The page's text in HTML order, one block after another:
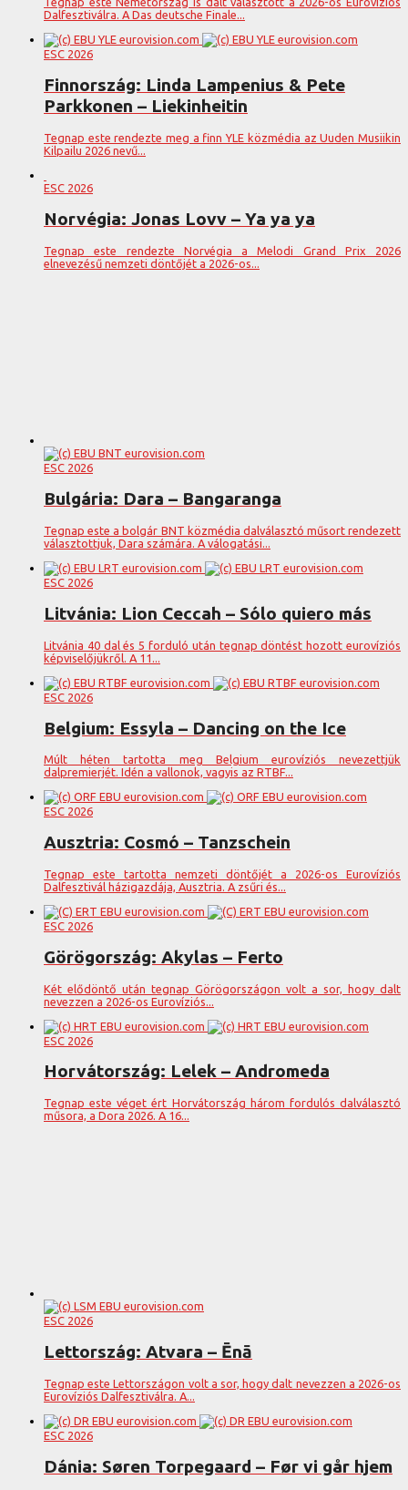
Dalfesztiválra. A Das deutsche Finale...
ESC 2026
Finnország: Linda Lampenius & Pete
Parkkonen – Liekinheitin
Tegnap este rendezte meg a finn YLE közmédia az Uuden Musiikin
Kilpailu 2026 nevű...
ESC 2026
Norvégia: Jonas Lovv – Ya ya ya
Tegnap este rendezte Norvégia a Melodi Grand Prix 2026
elnevezésű nemzeti döntőjét a 2026-os...
ESC 2026
Bulgária: Dara – Bangaranga
Tegnap este a bolgár BNT közmédia dalválasztó műsort rendezett
választottjuk, Dara számára. A válogatási...
ESC 2026
Litvánia: Lion Ceccah – Sólo quiero más
Litvánia 40 dal és 5 forduló után tegnap döntést hozott eurovíziós
képviselőjükről. A 11...
ESC 2026
Belgium: Essyla – Dancing on the Ice
Múlt héten tartotta meg Belgium eurovíziós nevezettjük
dalpremierjét. Idén a vallonok, vagyis az RTBF...
ESC 2026
Ausztria: Cosmó – Tanzschein
Tegnap este tartotta nemzeti döntőjét a 2026-os Eurovíziós
Dalfesztivál házigazdája, Ausztria. A zsűri és...
ESC 2026
Görögország: Akylas – Ferto
Két elődöntő után tegnap Görögországon volt a sor, hogy dalt
nevezzen a 2026-os Eurovíziós...
ESC 2026
Horvátország: Lelek – Andromeda
Tegnap este véget ért Horvátország három fordulós dalválasztó
műsora, a Dora 2026. A 16...
ESC 2026
Lettország: Atvara – Ēnā
Tegnap este Lettországon volt a sor, hogy dalt nevezzen a 2026-os
Eurovíziós Dalfesztiválra. A...
ESC 2026
Dánia: Søren Torpegaard – Før vi går hjem